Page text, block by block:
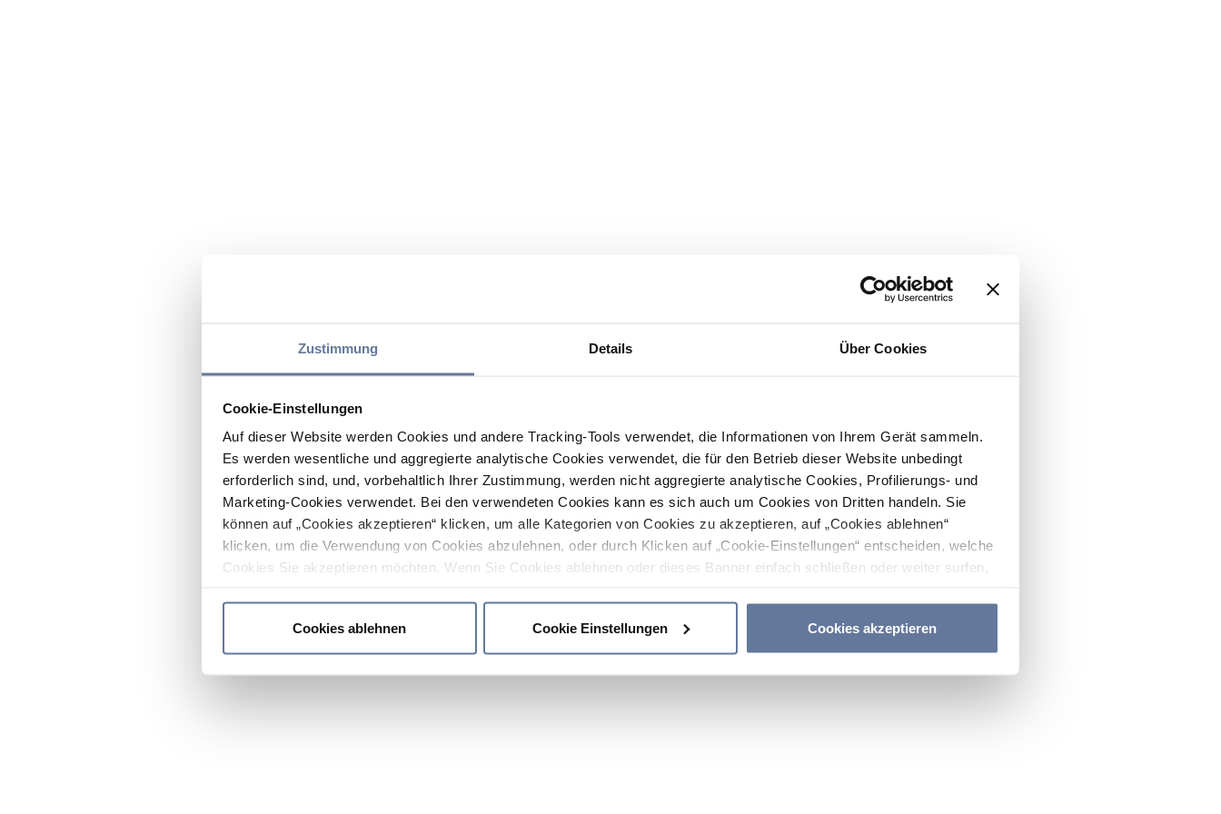
Zustimmung Details Über Cookies
Cookie-Einstellungen
Auf dieser Website werden Cookies und andere Tracking-Tools verwendet, die Informationen von Ihrem Gerät sammeln.
Es werden wesentliche und aggregierte analytische Cookies verwendet, die für den Betrieb dieser Website unbedingt
erforderlich sind, und, vorbehaltlich Ihrer Zustimmung, werden nicht aggregierte analytische Cookies, Profilierungs- und
Marketing-Cookies verwendet. Bei den verwendeten Cookies kann es sich auch um Cookies von Dritten handeln. Sie
können auf „Cookies akzeptieren“ klicken, um alle Kategorien von Cookies zu akzeptieren, auf „Cookies ablehnen“
klicken, um die Verwendung von Cookies abzulehnen, oder durch Klicken auf „Cookie-Einstellungen“ entscheiden, welche
Cookies Sie akzeptieren möchten. Wenn Sie Cookies ablehnen oder dieses Banner einfach schließen oder weiter surfen,
Cookies ablehnen
Cookie Einstellungen Cookies akzeptieren